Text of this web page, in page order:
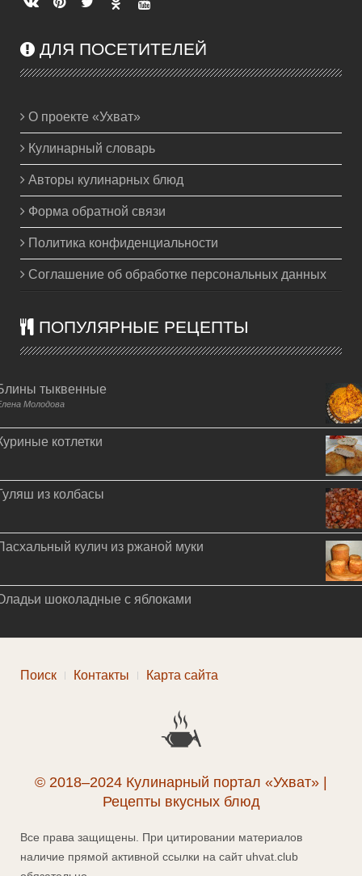
ДЛЯ ПОСЕТИТЕЛЕЙ
О проекте «Ухват»
Кулинарный словарь
Авторы кулинарных блюд
Форма обратной связи
Политика конфиденциальности
Соглашение об обработке персональных данных
ПОПУЛЯРНЫЕ РЕЦЕПТЫ
тыквенные
Молодова
котлетки
из колбасы
кулич из ржаной муки
шоколадные с яблоками
Поиск Контакты Карта сайта
© 2018–2024 Кулинарный портал «Ухват» |
Рецепты вкусных блюд
Все права защищены. При цитировании материалов
наличие прямой активной ссылки на сайт uhvat.club